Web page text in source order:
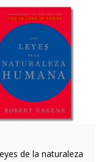
de la naturaleza